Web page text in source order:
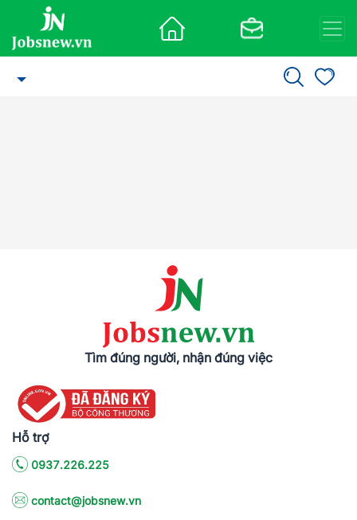
Tìm đúng người, nhận đúng việc
Hỗ trợ
0937.226.225
contact@jobsnew.vn